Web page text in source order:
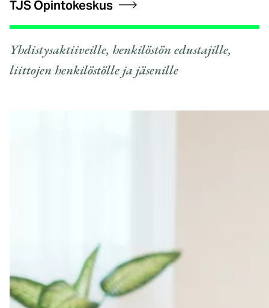
TJS Opintokeskus
Yhdistysaktiiveille, henkilöstön edustajille,
liittojen henkilöstölle ja jäsenille